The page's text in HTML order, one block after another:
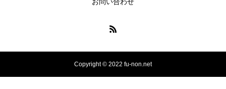
お問い合わせ
Copyright © 2022 fu-non.net